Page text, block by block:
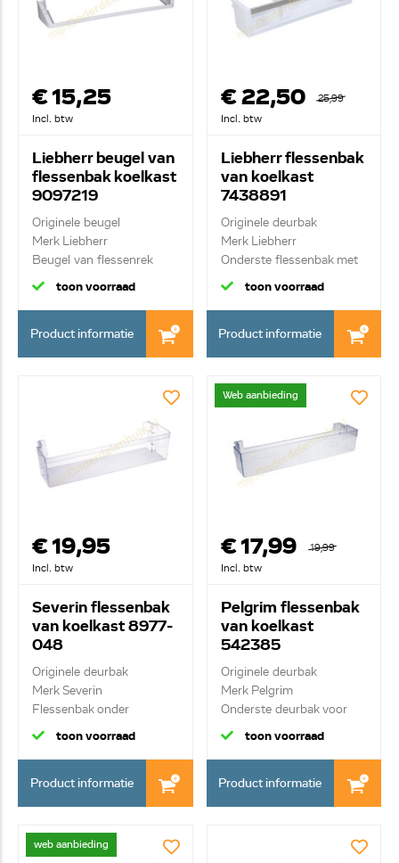
€ 15,25
Incl. btw
Liebherr beugel van
flessenbak koelkast
9097219
Originele beugel
Merk Liebherr
Beugel van flessenrek
toon voorraad
Product informatie
€ 22,50
25,99
Incl. btw
Liebherr flessenbak
van koelkast
7438891
Originele deurbak
Merk Liebherr
Onderste flessenbak met
sc...
toon voorraad
Product informatie
€ 19,95
Incl. btw
Severin flessenbak
van koelkast 8977-
048
Originele deurbak
Merk Severin
Flessenbak onder
toon voorraad
Product informatie
Web aanbieding
€ 17,99
19,99
Incl. btw
Pelgrim flessenbak
van koelkast
542385
Originele deurbak
Merk Pelgrim
Onderste deurbak voor
fless...
toon voorraad
Product informatie
web aanbieding